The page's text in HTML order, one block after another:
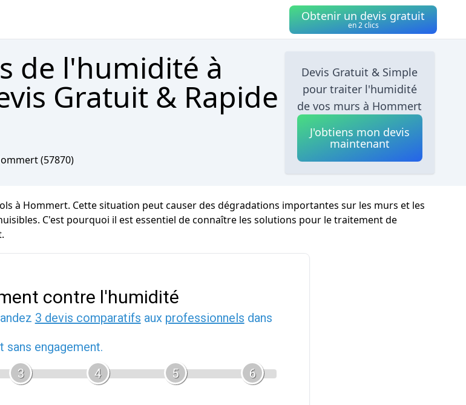
Obtenir un devis gratuit
en 2 clics
de l'humidité à
Gratuit & Rapide
(57870)
Devis Gratuit & Simple
pour traiter l'humidité
de vos murs à Hommert
J'obtiens mon devis
maintenant
à Hommert. Cette situation peut causer des dégradations importantes sur les murs et les
C'est pourquoi il est essentiel de connaître les solutions pour le traitement de
contre l'humidité
3 devis comparatifs aux professionnels dans
sans engagement.
3 4 5 6